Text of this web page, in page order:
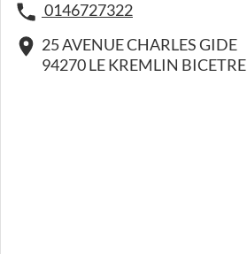
0146727322
25 AVENUE CHARLES GIDE
94270 LE KREMLIN BICETRE